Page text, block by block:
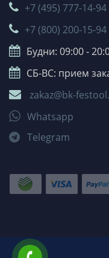
+7 (495) 777-14-94
+7 (800) 200-15-94
Будни: 09:00 -
СБ-ВС: прием
zakaz@bk-
Whatsapp
Telegram